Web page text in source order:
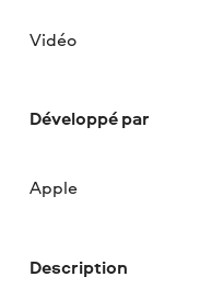
Vidéo
Développé par
Apple
Description